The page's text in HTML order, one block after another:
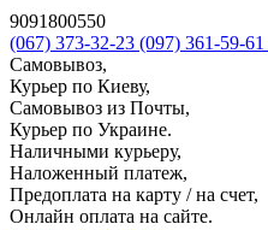
9091800550
(067) 373-32-23 (097) 361-59-61
Самовывоз,
Курьер по Киеву,
Самовывоз из Почты,
Курьер по Украине.
Наличными курьеру,
Наложенный платеж,
Предоплата на карту / на счет,
Онлайн оплата на сайте.